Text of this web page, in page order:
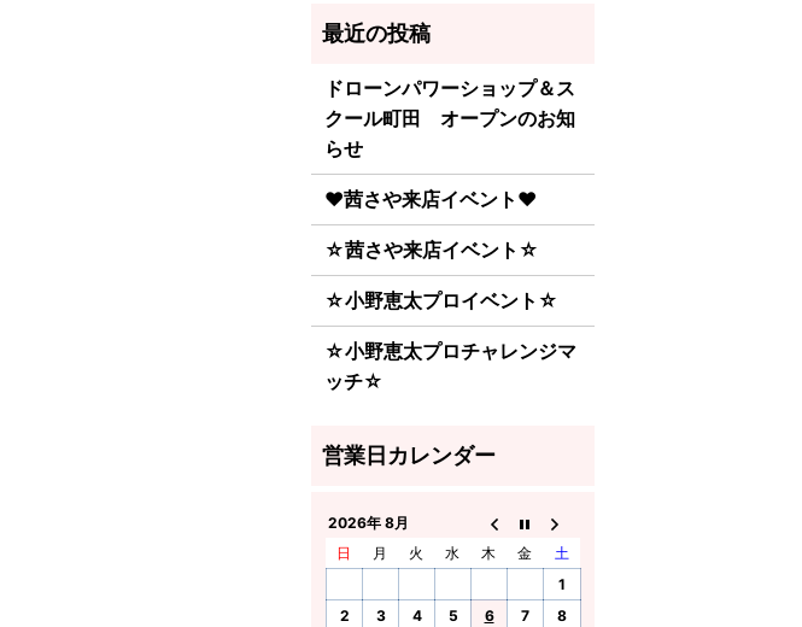
ドローンパワーショップ＆ス
クール町田 オープンのお知
らせ
♥茜さや来店イベント♥
☆茜さや来店イベント☆
☆小野恵太プロイベント☆
☆小野恵太プロチャレンジマ
ッチ☆
2026年 8月
日
月 火 水 木 金
土
1
2
3 4 5 6 7
8